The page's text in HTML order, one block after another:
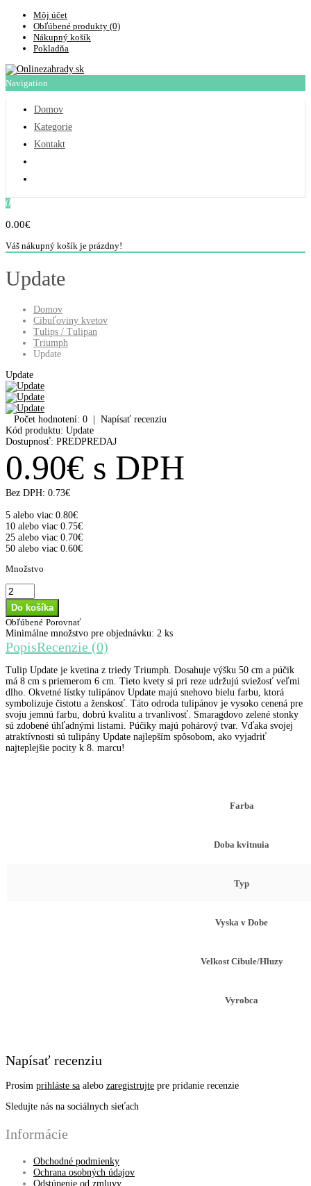
Môj účet
Obľúbené produkty (0)
Nákupný košík
Pokladňa
Navigation
Domov
Kategorie
Kontakt
0
0.00€
Váš nákupný košík je prázdny!
Update
Domov
Cibuľoviny kvetov
Tulips / Tulipan
Triumph
Update
Update
Počet hodnotení: 0
Napísať recenziu
Kód produktu: Update
Dostupnosť: PREDPREDAJ
0.90€ s DPH
Bez DPH: 0.73€
5 alebo viac 0.80€
10 alebo viac 0.75€
25 alebo viac 0.70€
50 alebo viac 0.60€
Množstvo
Obľúbené Porovnať
Minimálne množstvo pre objednávku: 2 ks
PopisRecenzie (0)
Tulip Update je kvetina z triedy Triumph. Dosahuje výšku 50 cm a púčik
má 8 cm s priemerom 6 cm. Tieto kvety si pri reze udržujú sviežosť veľmi
dlho. Okvetné lístky tulipánov Update majú snehovo bielu farbu, ktorá
symbolizuje čistotu a ženskosť. Táto odroda tulipánov je vysoko cenená pre
svoju jemnú farbu, dobrú kvalitu a trvanlivosť. Smaragdovo zelené stonky
sú zdobené úhľadnými listami. Púčiky majú pohárový tvar. Vďaka svojej
atraktívnosti sú tulipány Update najlepším spôsobom, ako vyjadriť
najteplejšie pocity k 8. marcu!
Farba
Doba kvitnuia
Typ
Vyska v Dobe
Velkost Cibule/Hluzy
Vyrobca
Napísať recenziu
Prosím prihláste sa alebo zaregistrujte pre pridanie recenzie
Sledujte nás na sociálnych sieťach
Informácie
Obchodné podmienky
Ochrana osobných údajov
Odstúpenie od zmluvy